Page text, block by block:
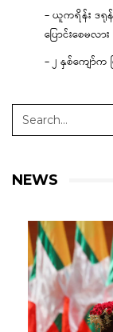
– ယူကရိန်း ဒ
ပြောင်းစေမလား
– ၂ နှစ်ကျော်
NEWS